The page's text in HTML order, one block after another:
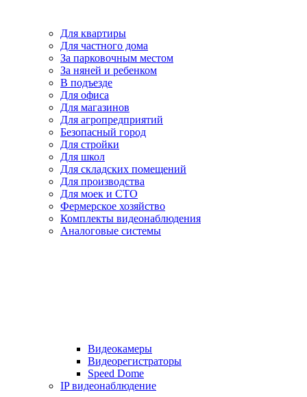
Для квартиры
Для частного дома
За парковочным местом
За няней и ребенком
В подъезде
Для офиса
Для магазинов
Для агропредприятий
Безопасный город
Для стройки
Для школ
Для складских помещений
Для производства
Для моек и СТО
Фермерское хозяйство
Комплекты видеонаблюдения
Аналоговые системы
Видеокамеры
Видеорегистраторы
Speed Dome
IP видеонаблюдение